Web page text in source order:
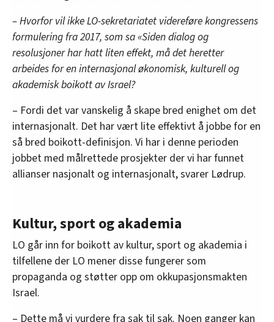
– Hvorfor vil ikke LO-sekretariatet videreføre kongressens
formulering fra 2017, som sa «Siden dialog og
resolusjoner har hatt liten effekt, må det heretter
arbeides for en internasjonal økonomisk, kulturell og
akademisk boikott av Israel?
– Fordi det var vanskelig å skape bred enighet om det
internasjonalt. Det har vært lite effektivt å jobbe for en
så bred boikott-definisjon. Vi har i denne perioden
jobbet med målrettede prosjekter der vi har funnet
allianser nasjonalt og internasjonalt, svarer Lødrup.
Kultur, sport og akademia
LO går inn for boikott av kultur, sport og akademia i
tilfellene der LO mener disse fungerer som
propaganda og støtter opp om okkupasjonsmakten
Israel.
– Dette må vi vurdere fra sak til sak. Noen ganger kan